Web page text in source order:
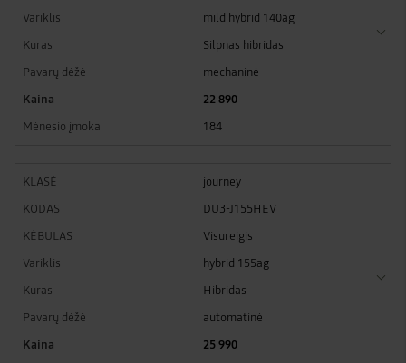
mild hybrid 140ag
Silpnas hibridas
mechaninė
22 890
184
journey
DU3-J155HEV
Visureigis
hybrid 155ag
Hibridas
automatinė
25 990